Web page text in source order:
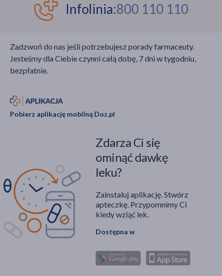
Infolinia:800 110 110
Zadzwoń do nas jeśli potrzebujesz porady farmaceuty.
Jesteśmy dla Ciebie czynni całą dobę, 7 dni w tygodniu,
bezpłatnie.
Pobierz aplikację mobilną Doz.pl
Zdarza Ci się
ominąć dawkę
leku?
Zainstaluj aplikację. Stwórz
apteczkę. Przypomnimy Ci
kiedy wziąć lek.
Dostępna w